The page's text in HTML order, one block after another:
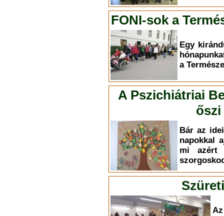
FONI-sok a
Egy
a
A Pszichiátriai
Bár az
napokkal
mi